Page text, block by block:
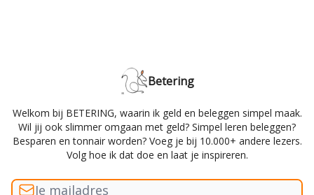
Betering
Welkom bij BETERING, waarin ik geld en beleggen simpel maak.
Wil jij ook slimmer omgaan met geld? Simpel leren beleggen?
Besparen en tonnair worden? Voeg je bij 10.000+ andere lezers.
Volg hoe ik dat doe en laat je inspireren.